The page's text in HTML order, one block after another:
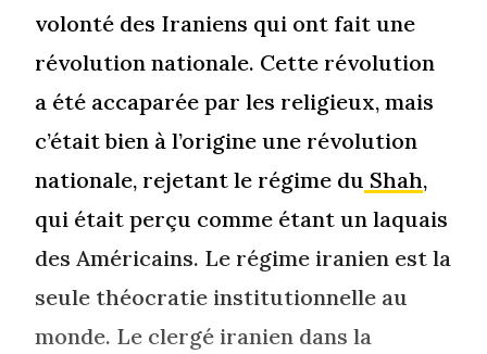
volonté des Iraniens qui ont fait une
révolution nationale. Cette révolution
a été accaparée par les religieux, mais
c’était bien à l’origine une révolution
nationale, rejetant le régime du Shah,
qui était perçu comme étant un laquais
des Américains. Le régime iranien est la
seule théocratie institutionnelle au
monde. Le clergé iranien dans la